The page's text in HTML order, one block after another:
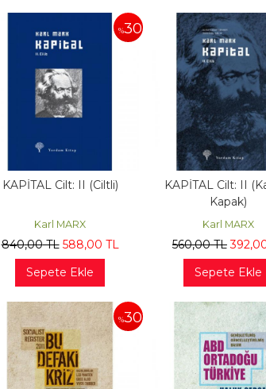
%30
KAPİTAL Cilt: II (Ciltli)
Karl MARX
840,00TL 588,00 TL
Sepete Ekle
KAPİTAL Cilt: II
Kapak)
Karl MARX
560,00TL 392
Sepete Ekle
%30